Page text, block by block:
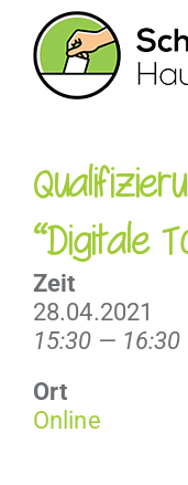
Inhalt
springen
“Digitale
Zeit
28.04.2021
15:30 — 16:30
Ort
Online